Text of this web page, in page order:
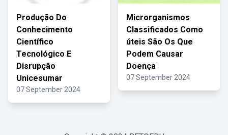
Produção Do
Conhecimento
Científico
Tecnológico E
Disrupção
Unicesumar
07 September 2024
Microrganismos
Classificados Como
úteis São Os Que
Podem Causar
Doença
07 September 2024